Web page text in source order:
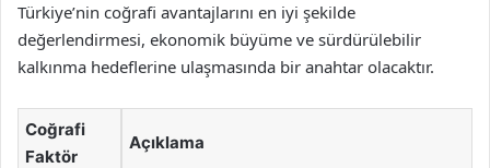
Türkiye’nin coğrafi avantajlarını en iyi şekilde
değerlendirmesi, ekonomik büyüme ve sürdürülebilir
kalkınma hedeflerine ulaşmasında bir anahtar olacaktır.
Coğrafi
Faktör
Açıklama